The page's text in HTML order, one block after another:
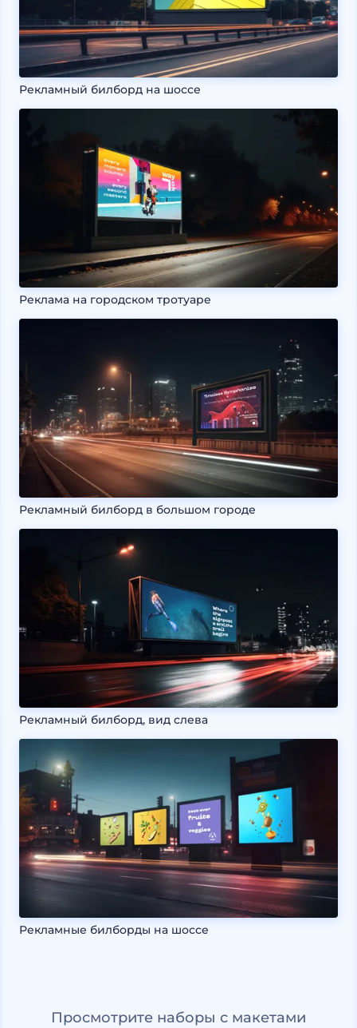
Рекламный билборд на шоссе
Реклама на городском тротуаре
Рекламный билборд в большом городе
Рекламный билборд, вид слева
Рекламные билборды на шоссе
Просмотрите наборы с макетами